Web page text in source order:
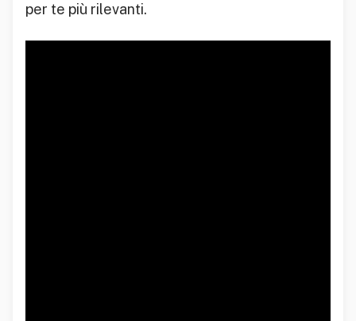
per te più rilevanti.